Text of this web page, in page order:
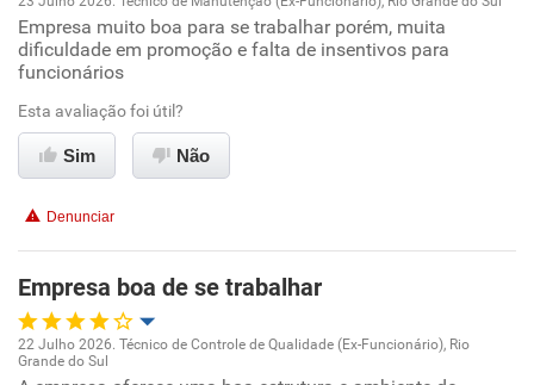
Oportunidade de promoção
Conciliação com a vida familiar
Empresa muito boa para se trabalhar porém, muita
dificuldade em promoção e falta de insentivos para
funcionários
Esta avaliação foi útil?
Sim Não
Denunciar
Empresa boa de se trabalhar
Oportunidade de promoção
22 Julho 2026. Técnico de Controle de Qualidade (Ex-Funcionário), Rio
Grande do Sul